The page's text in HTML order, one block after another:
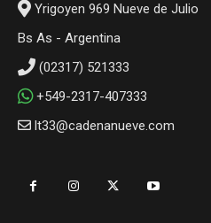
Yrigoyen 969 Nueve de Julio
Bs As - Argentina
(02317) 521333
+549-2317-407333
lt33@cadenanueve.com